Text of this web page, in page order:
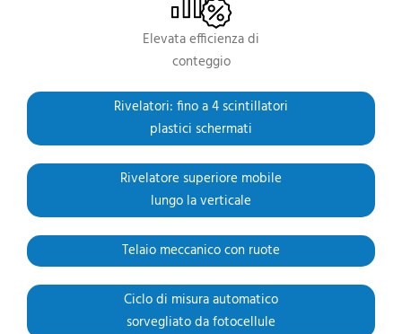
Elevata efficienza di
conteggio
Rivelatori: fino a 4 scintillatori
plastici schermati
Rivelatore superiore mobile
lungo la verticale
Telaio meccanico con ruote
Ciclo di misura automatico
sorvegliato da fotocellule